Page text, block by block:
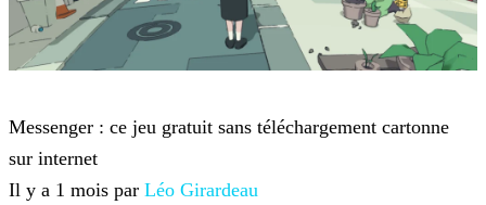
Messenger : ce jeu gratuit sans téléchargement cartonne
sur internet
Il y a 1 mois par Léo Girardeau